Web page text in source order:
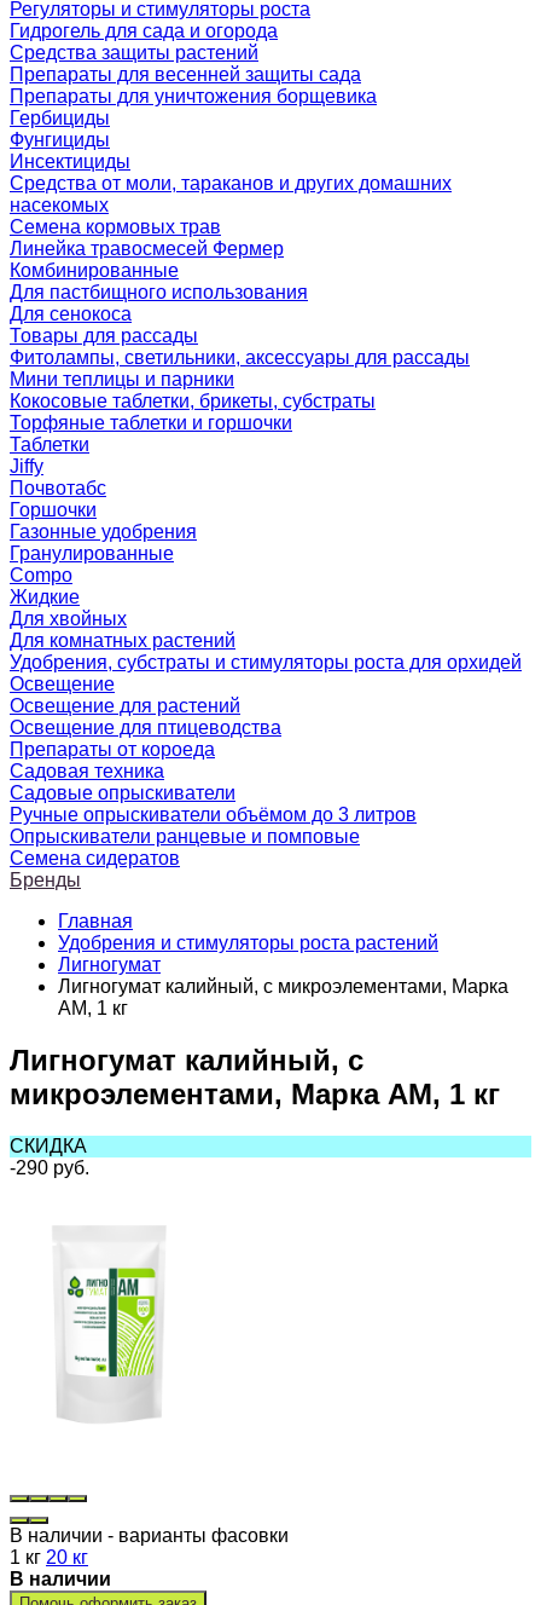
Регуляторы и стимуляторы роста
Гидрогель для сада и огорода
Средства защиты растений
Препараты для весенней защиты сада
Препараты для уничтожения борщевика
Гербициды
Фунгициды
Инсектициды
Средства от моли, тараканов и других домашних
насекомых
Семена кормовых трав
Линейка травосмесей Фермер
Комбинированные
Для пастбищного использования
Для сенокоса
Товары для рассады
Фитолампы, светильники, аксессуары для рассады
Мини теплицы и парники
Кокосовые таблетки, брикеты, субстраты
Торфяные таблетки и горшочки
Таблетки
Jiffy
Почвотабс
Горшочки
Газонные удобрения
Гранулированные
Compo
Жидкие
Для хвойных
Для комнатных растений
Удобрения, субстраты и стимуляторы роста для орхидей
Освещение
Освещение для растений
Освещение для птицеводства
Препараты от короеда
Садовая техника
Садовые опрыскиватели
Ручные опрыскиватели объёмом до 3 литров
Опрыскиватели ранцевые и помповые
Семена сидератов
Бренды
Главная
Удобрения и стимуляторы роста растений
Лигногумат
Лигногумат калийный, с микроэлементами, Марка
АМ, 1 кг
Лигногумат калийный, с
микроэлементами, Марка АМ, 1 кг
СКИДКА
-290 руб.
В наличии - варианты фасовки
1 кг 20 кг
В наличии